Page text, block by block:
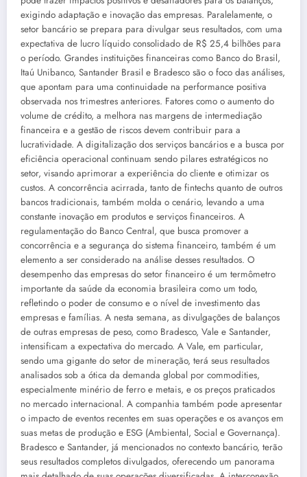
exigindo adaptação e inovação das empresas. Paralelamente, o
setor bancário se prepara para divulgar seus resultados, com uma
expectativa de lucro líquido consolidado de R$ 25,4 bilhões para
o período. Grandes instituições financeiras como Banco do Brasil,
Itaú Unibanco, Santander Brasil e Bradesco são o foco das análises,
que apontam para uma continuidade na performance positiva
observada nos trimestres anteriores. Fatores como o aumento do
volume de crédito, a melhora nas margens de intermediação
financeira e a gestão de riscos devem contribuir para a
lucratividade. A digitalização dos serviços bancários e a busca por
eficiência operacional continuam sendo pilares estratégicos no
setor, visando aprimorar a experiência do cliente e otimizar os
custos. A concorrência acirrada, tanto de fintechs quanto de outros
bancos tradicionais, também molda o cenário, levando a uma
constante inovação em produtos e serviços financeiros. A
regulamentação do Banco Central, que busca promover a
concorrência e a segurança do sistema financeiro, também é um
elemento a ser considerado na análise desses resultados. O
desempenho das empresas do setor financeiro é um termômetro
importante da saúde da economia brasileira como um todo,
refletindo o poder de consumo e o nível de investimento das
empresas e famílias. A nesta semana, as divulgações de balanços
de outras empresas de peso, como Bradesco, Vale e Santander,
intensificam a expectativa do mercado. A Vale, em particular,
sendo uma gigante do setor de mineração, terá seus resultados
analisados sob a ótica da demanda global por commodities,
especialmente minério de ferro e metais, e os preços praticados
no mercado internacional. A companhia também pode apresentar
o impacto de eventos recentes em suas operações e os avanços em
suas metas de produção e ESG (Ambiental, Social e Governança).
Bradesco e Santander, já mencionados no contexto bancário, terão
seus resultados completos divulgados, oferecendo um panorama